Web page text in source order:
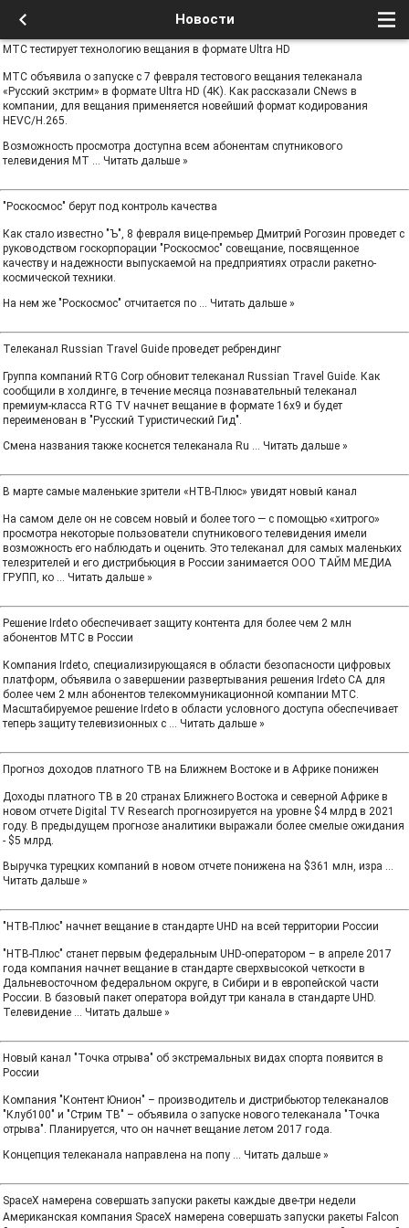
Новости
МТС тестирует технологию вещания в формате Ultra HD
МТС объявила о запуске с 7 февраля тестового вещания телеканала
«Русский экстрим» в формате Ultra HD (4К). Как рассказали CNews в
компании, для вещания применяется новейший формат кодирования
HEVC/H.265.
Возможность просмотра доступна всем абонентам спутникового
телевидения МТ ... Читать дальше »
"Роскосмос" берут под контроль качества
Как стало известно "Ъ", 8 февраля вице-премьер Дмитрий Рогозин проведет с
руководством госкорпорации "Роскосмос" совещание, посвященное
качеству и надежности выпускаемой на предприятиях отрасли ракетно-
космической техники.
На нем же "Роскосмос" отчитается по ... Читать дальше »
Телеканал Russian Travel Guide проведет ребрендинг
Группа компаний RTG Corp обновит телеканал Russian Travel Guide. Как
сообщили в холдинге, в течение месяца познавательный телеканал
премиум-класса RTG TV начнет вещание в формате 16х9 и будет
переименован в "Русский Туристический Гид".
Смена названия также коснется телеканала Ru ... Читать дальше »
В марте самые маленькие зрители «НТВ-Плюс» увидят новый канал
На самом деле он не совсем новый и более того — с помощью «хитрого»
просмотра некоторые пользователи спутникового телевидения имели
возможность его наблюдать и оценить. Это телеканал для самых маленьких
телезрителей и его дистрибьюция в России занимается ООО ТАЙМ МЕДИА
ГРУПП, ко ... Читать дальше »
Решение Irdeto обеспечивает защиту контента для более чем 2 млн
абонентов МТС в России
Компания Irdeto, специализирующаяся в области безопасности цифровых
платформ, объявила о завершении развертывания решения Irdeto CA для
более чем 2 млн абонентов телекоммуникационной компании МТС.
Масштабируемое решение Irdeto в области условного доступа обеспечивает
теперь защиту телевизионных с ... Читать дальше »
Прогноз доходов платного ТВ на Ближнем Востоке и в Африке понижен
Доходы платного ТВ в 20 странах Ближнего Востока и северной Африке в
новом отчете Digital TV Research прогнозируется на уровне $4 млрд в 2021
году. В предыдущем прогнозе аналитики выражали более смелые ожидания
- $5 млрд.
Выручка турецких компаний в новом отчете понижена на $361 млн, изра ...
Читать дальше »
"НТВ-Плюс" начнет вещание в стандарте UHD на всей территории России
"НТВ-Плюс" станет первым федеральным UHD-оператором – в апреле 2017
года компания начнет вещание в стандарте сверхвысокой четкости в
Дальневосточном федеральном округе, в Сибири и в европейской части
России. В базовый пакет оператора войдут три канала в стандарте UHD.
Телевидение ... Читать дальше »
Новый канал "Точка отрыва" об экстремальных видах спорта появится в
России
Компания "Контент Юнион" – производитель и дистрибьютор телеканалов
"Клуб100" и "Стрим ТВ" – объявила о запуске нового телеканала "Точка
отрыва". Планируется, что он начнет вещание летом 2017 года.
Концепция телеканала направлена на попу ... Читать дальше »
SpaceX намерена совершать запуски ракеты каждые две-три недели
Американская компания SpaceX намерена совершать запуски ракеты Falcon